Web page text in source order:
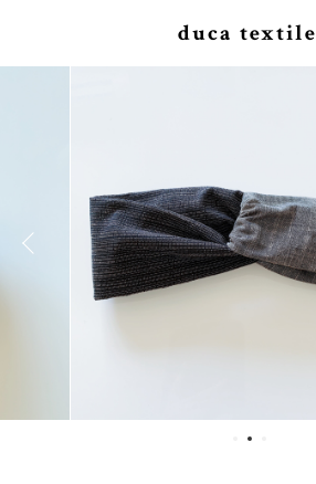
duca textile